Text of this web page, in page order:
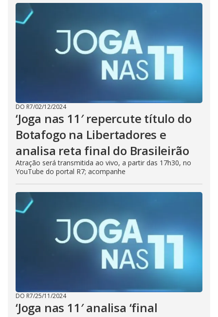
DO R7/02/12/2024
‘Joga nas 11′ repercute título do
Botafogo na Libertadores e
analisa reta final do Brasileirão
Atração será transmitida ao vivo, a partir das 17h30, no
YouTube do portal R7; acompanhe
DO R7/25/11/2024
‘Joga nas 11′ analisa ‘final